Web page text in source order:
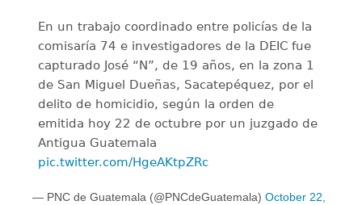
En un trabajo coordinado entre policías de la
comisaría 74 e investigadores de la DEIC fue
capturado José “N”, de 19 años, en la zona 1
de San Miguel Dueñas, Sacatepéquez, por el
delito de homicidio, según la orden de
emitida hoy 22 de octubre por un juzgado de
Antigua Guatemala
pic.twitter.com/HgeAKtpZRc
— PNC de Guatemala (@PNCdeGuatemala) October 22,